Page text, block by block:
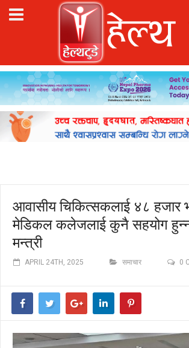
आवासीय चिकित्सकलाई ४८ हजार
मेडिकल कलेजलाई कुनै सहयोग
मन्त्री
APRIL 24TH, 2025 समाचार 0